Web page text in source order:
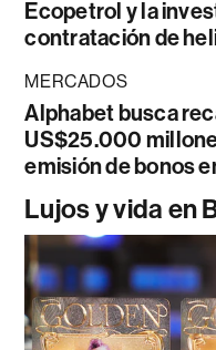
Ecopetrol y la
contratación de
MERCADOS
Alphabet busca
US$25.000
emisión de bonos
Lujos y vida en